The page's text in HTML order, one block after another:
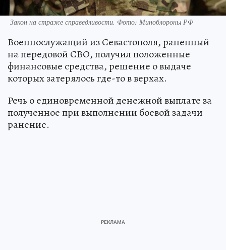
Закон на страже справедливости. Фото: Миноблороны РФ
Военнослужащий из Севастополя, раненный
на передовой СВО, получил положенные
финансовые средства, решение о выдаче
которых затерялось где-то в верхах.
Речь о единовременной денежной выплате за
полученное при выполнении боевой задачи
ранение.